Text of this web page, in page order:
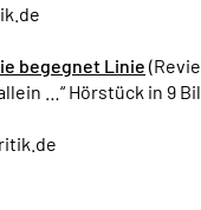
begegnet Linie
…“ Hörstück in 9